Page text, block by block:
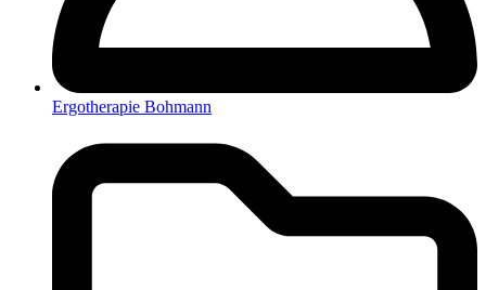
Ergotherapie Bohmann